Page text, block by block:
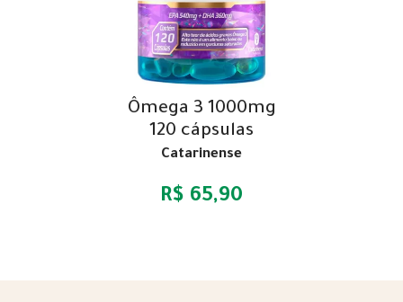
Ômega 3 1000mg
120 cápsulas
Catarinense
R$ 65,90